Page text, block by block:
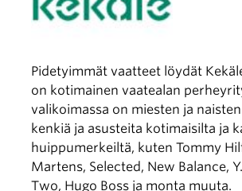
Pidetyimmät vaatteet löydät
on kotimainen vaatealan
valikoimassa on miesten ja
kenkiä ja asusteita kotimaisilta ja
huippumerkeiltä, kuten Tommy
Martens, Selected, New Balance,
Two, Hugo Boss ja monta muuta.